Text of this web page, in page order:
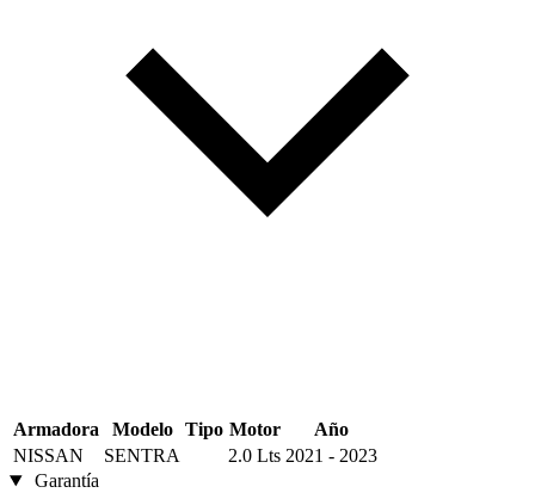
Armadora Modelo Tipo Motor
Año
NISSAN
SENTRA 2.0 Lts 2021 - 2023
Garantía